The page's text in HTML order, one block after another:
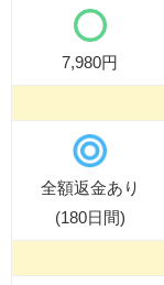
7,980円
全額返金あり
(180日間)